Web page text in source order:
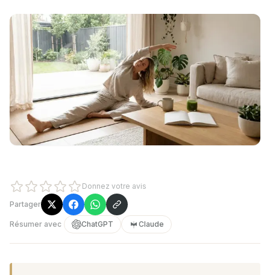
Donnez votre avis
Partager
Résumer avec ChatGPT Claude